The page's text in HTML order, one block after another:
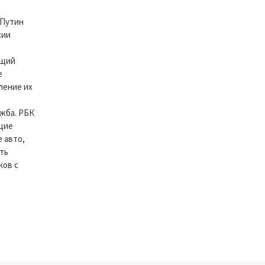
их
РБК
авто,
с